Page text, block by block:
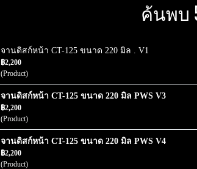
ค้นพบ
จานดิสก์หน้า CT-125 ขนาด 220 มิล . V1
฿2,200
(Product)
จานดิสก์หน้า CT-125 ขนาด 220 มิล PWS V3
฿2,200
(Product)
จานดิสก์หน้า CT-125 ขนาด 220 มิล PWS V4
฿2,200
(Product)